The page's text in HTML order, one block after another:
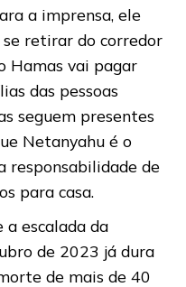
a imprensa, ele
se retirar do corredor
Hamas vai pagar
das pessoas
seguem presentes
Netanyahu é o
responsabilidade de
para casa.
escalada da
de 2023 já dura
de mais de 40